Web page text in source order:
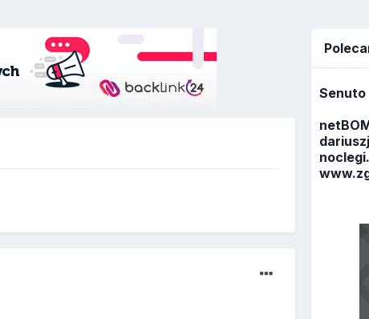
Senuto